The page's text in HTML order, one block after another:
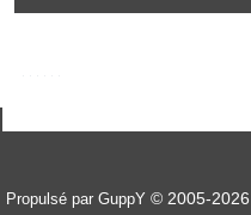
Propulsé par GuppY © 2005-2026